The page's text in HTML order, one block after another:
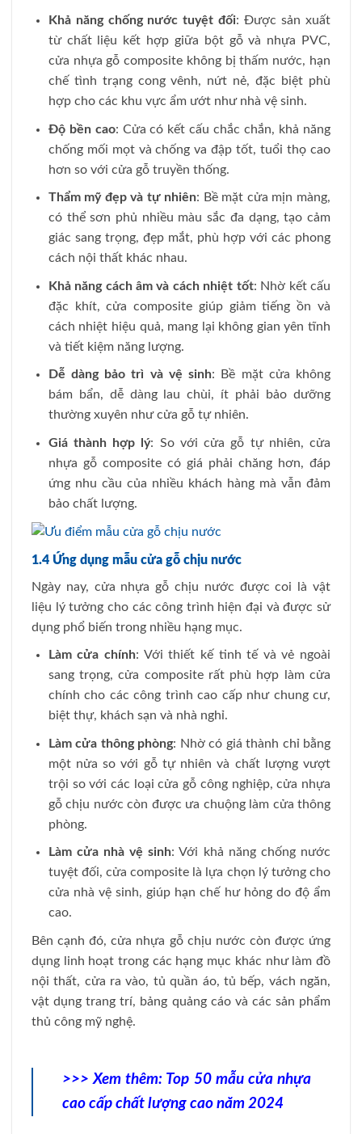
Khả năng chống nước tuyệt đối: Được sản xuất
từ chất liệu kết hợp giữa bột gỗ và nhựa PVC,
cửa nhựa gỗ composite không bị thấm nước, hạn
chế tình trạng cong vênh, nứt nẻ, đặc biệt phù
hợp cho các khu vực ẩm ướt như nhà vệ sinh.
Độ bền cao: Cửa có kết cấu chắc chắn, khả năng
chống mối mọt và chống va đập tốt, tuổi thọ cao
hơn so với cửa gỗ truyền thống.
Thẩm mỹ đẹp và tự nhiên: Bề mặt cửa mịn màng,
có thể sơn phủ nhiều màu sắc đa dạng, tạo cảm
giác sang trọng, đẹp mắt, phù hợp với các phong
cách nội thất khác nhau.
Khả năng cách âm và cách nhiệt tốt: Nhờ kết cấu
đặc khít, cửa composite giúp giảm tiếng ồn và
cách nhiệt hiệu quả, mang lại không gian yên tĩnh
và tiết kiệm năng lượng.
Dễ dàng bảo trì và vệ sinh: Bề mặt cửa không
bám bẩn, dễ dàng lau chùi, ít phải bảo dưỡng
thường xuyên như cửa gỗ tự nhiên.
Giá thành hợp lý: So với cửa gỗ tự nhiên, cửa
nhựa gỗ composite có giá phải chăng hơn, đáp
ứng nhu cầu của nhiều khách hàng mà vẫn đảm
bảo chất lượng.
1.4 Ứng dụng mẫu cửa gỗ chịu nước
Ngày nay, cửa nhựa gỗ chịu nước được coi là vật
liệu lý tưởng cho các công trình hiện đại và được sử
dụng phổ biến trong nhiều hạng mục.
Làm cửa chính: Với thiết kế tinh tế và vẻ ngoài
sang trọng, cửa composite rất phù hợp làm cửa
chính cho các công trình cao cấp như chung cư,
biệt thự, khách sạn và nhà nghỉ.
Làm cửa thông phòng: Nhờ có giá thành chỉ bằng
một nửa so với gỗ tự nhiên và chất lượng vượt
trội so với các loại cửa gỗ công nghiệp, cửa nhựa
gỗ chịu nước còn được ưa chuộng làm cửa thông
phòng.
Làm cửa nhà vệ sinh: Với khả năng chống nước
tuyệt đối, cửa composite là lựa chọn lý tưởng cho
cửa nhà vệ sinh, giúp hạn chế hư hỏng do độ ẩm
cao.
Bên cạnh đó, cửa nhựa gỗ chịu nước còn được ứng
dụng linh hoạt trong các hạng mục khác như làm đồ
nội thất, cửa ra vào, tủ quần áo, tủ bếp, vách ngăn,
vật dụng trang trí, bảng quảng cáo và các sản phẩm
thủ công mỹ nghệ.
>>> Xem thêm: Top 50 mẫu cửa nhựa
cao cấp chất lượng cao năm 2024